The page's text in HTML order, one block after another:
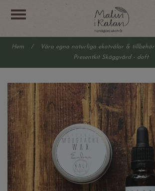
Hem / Våra egna naturliga ekotvålar & tillbehör
Presentkit Skäggvård - doft